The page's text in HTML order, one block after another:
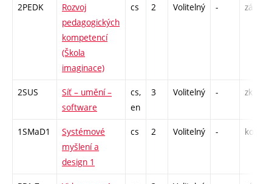
2PEDK
Rozvoj
pedagogických
kompetencí
(Škola
imaginace)
cs 2 Volitelný - zá
2SUS
Síť – umění –
software
cs,
en
3 Volitelný - zk
1SMaD1
Systémové
myšlení a
design 1
cs 2 Volitelný - kol